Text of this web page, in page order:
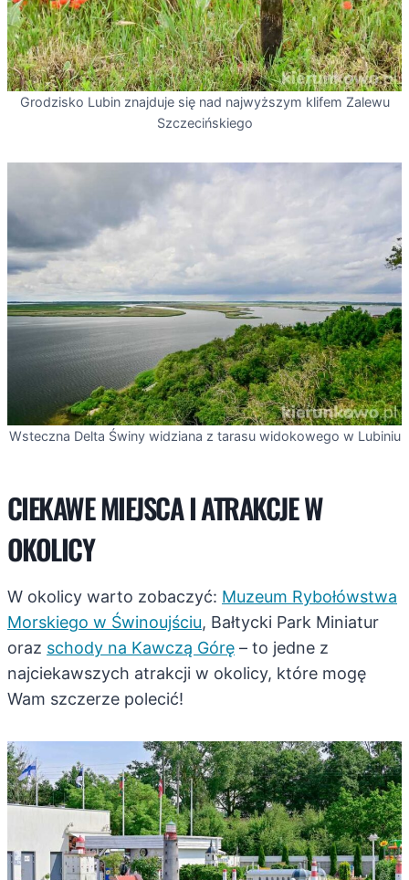
Grodzisko Lubin znajduje się nad najwyższym klifem Zalewu
Szczecińskiego
Wsteczna Delta Świny widziana z tarasu widokowego w Lubiniu
CIEKAWE MIEJSCA I ATRAKCJE W
OKOLICY
W okolicy warto zobaczyć: Muzeum Rybołówstwa
Morskiego w Świnoujściu, Bałtycki Park Miniatur
oraz schody na Kawczą Górę – to jedne z
najciekawszych atrakcji w okolicy, które mogę
Wam szczerze polecić!